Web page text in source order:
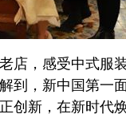
店，感受中式服
到，新中国第一
创新，在新时代